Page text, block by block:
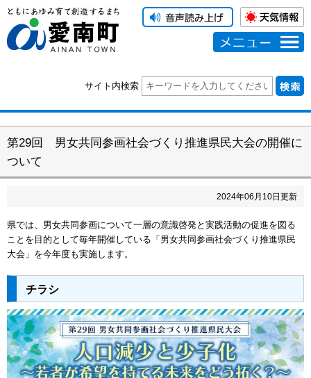
メニュー
サイト内検索
第29回 男女共同参画社会づくり推進県民大会の開催に
ついて
2024年06 月 10日更新
県では、男女共同参画について一層の意識啓発と実践活動の促進を図る
ことを目的として毎年開催している「男女共同参画社会づくり推進県民
大会」を今年度も実施します。
チラシ